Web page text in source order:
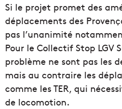
Si le projet promet des
déplacements des
pas l’unanimité
Pour le Collectif Stop LGV
problème ne sont pas les
mais au contraire les
comme les TER, qui
de locomotion.